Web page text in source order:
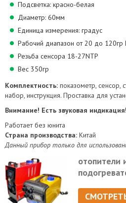
Подсветка: красно-белая
Диаметр: 60мм
Единица измерения: градус
Рабочий диапазон от 20 до 120гр
Резьба сенсора 18-27NTP
Вес 350гр
Комплектность: показометр, сенсор,
набор, инструкция. Проставка для
Внимание! Есть звуковая индикация!
Работает без юнита
Страна производства: Китай
Данный прибор только для
отопители